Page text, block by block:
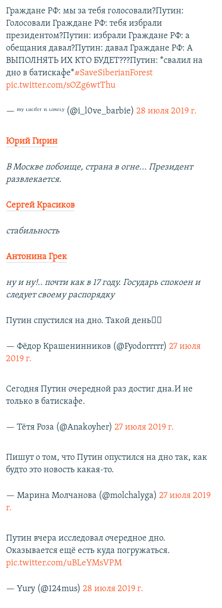
Граждане РФ: мы за тебя голосовали?Путин:
Голосовали Граждане РФ: тебя избрали
президентом?Путин: избрали Граждане РФ: а
обещания давал?Путин: давал Граждане РФ: А
ВЫПОЛНЯТЬ ИХ КТО БУДЕТ???Путин: *свалил на
дно в батискафе*#SaveSiberianForest
pic.twitter.com/sOZg6wtThu
— ᵐʸ ᶫᵘᶜᶦᶠᵉʳ ᶦˢ ᶫᵒᶰᵉᶫʸ (@i_l0ve_barbie) 28 июля 2019 г.
Юрий Гирин
В Москве побоище, страна в огне... Президент
развлекается.
Сергей Красиков
стабильность
Антонина Грек
ну и ну!.. почти как в 17 году. Государь спокоен и
следует своему распорядку
Путин спустился на дно. Такой день🤷‍♂️
— Фёдор Крашенинников (@Fyodorrrrr) 27 июля
2019 г.
Сегодня Путин очередной раз достиг дна.И не
только в батискафе.
— Тётя Роза (@Anakoyher) 27 июля 2019 г.
Пишут о том, что Путин опустился на дно так, как
будто это новость какая-то.
— Марина Молчанова (@molchalyga) 27 июля 2019
г.
Путин вчера исследовал очередное дно.
Оказывается ещё есть куда погружаться.
pic.twitter.com/uBLeYMsVPM
— Yury (@124mus) 28 июля 2019 г.